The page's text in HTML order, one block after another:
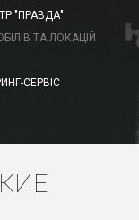
"ПРАВДА"
ТА ЛОКАЦІЙ
СЕРВІС